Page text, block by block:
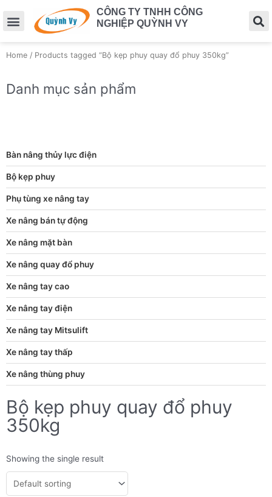
CÔNG TY TNHH CÔNG
NGHIỆP QUỲNH VY
Home / Products tagged “Bộ kẹp phuy quay đổ phuy 350kg”
Danh mục sản phẩm
Bàn nâng thủy lực điện
Bộ kẹp phuy
Phụ tùng xe nâng tay
Xe nâng bán tự động
Xe nâng mặt bàn
Xe nâng quay đổ phuy
Xe nâng tay cao
Xe nâng tay điện
Xe nâng tay Mitsulift
Xe nâng tay thấp
Xe nâng thùng phuy
Bộ kẹp phuy quay đổ phuy
350kg
Showing the single result